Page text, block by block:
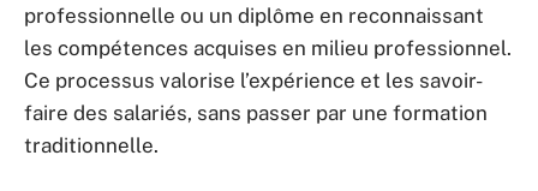
professionnelle ou un diplôme en reconnaissant
les compétences acquises en milieu professionnel.
Ce processus valorise l’expérience et les savoir-
faire des salariés, sans passer par une formation
traditionnelle.